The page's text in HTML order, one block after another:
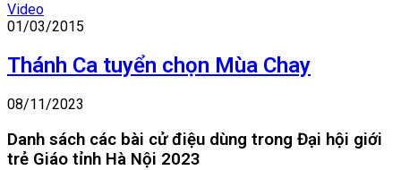
Video
01/03/2015
Thánh Ca tuyển chọn Mùa Chay
08/11/2023
Danh sách các bài cử điệu dùng trong Đại hội giới
trẻ Giáo tỉnh Hà Nội 2023